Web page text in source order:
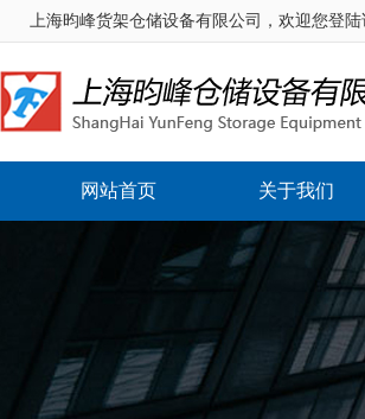
上海昀峰货架仓储设备有限公司，欢迎您登陆
网站首页 关于我们